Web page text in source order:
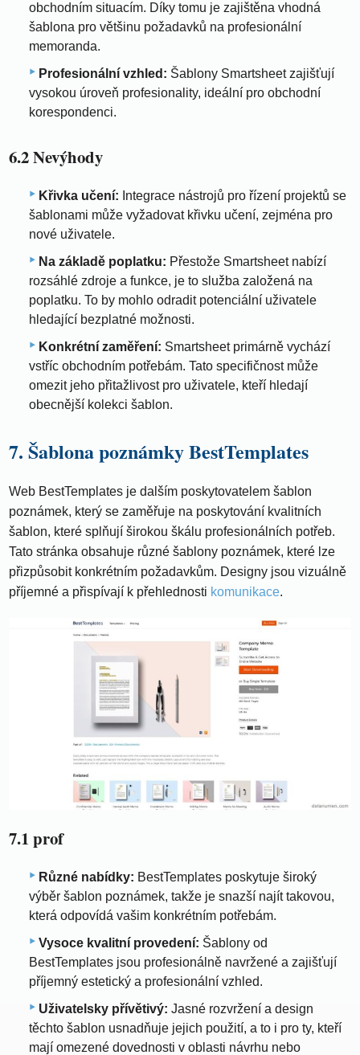
obchodním situacím. Díky tomu je zajištěna vhodná
šablona pro většinu požadavků na profesionální
memoranda.
Profesionální vzhled: Šablony Smartsheet zajišťují
vysokou úroveň profesionality, ideální pro obchodní
korespondenci.
6.2 Nevýhody
Křivka učení: Integrace nástrojů pro řízení projektů se
šablonami může vyžadovat křivku učení, zejména pro
nové uživatele.
Na základě poplatku: Přestože Smartsheet nabízí
rozsáhlé zdroje a funkce, je to služba založená na
poplatku. To by mohlo odradit potenciální uživatele
hledající bezplatné možnosti.
Konkrétní zaměření: Smartsheet primárně vychází
vstříc obchodním potřebám. Tato specifičnost může
omezit jeho přitažlivost pro uživatele, kteří hledají
obecnější kolekci šablon.
7. Šablona poznámky BestTemplates
Web BestTemplates je dalším poskytovatelem šablon
poznámek, který se zaměřuje na poskytování kvalitních
šablon, které splňují širokou škálu profesionálních potřeb.
Tato stránka obsahuje různé šablony poznámek, které lze
přizpůsobit konkrétním požadavkům. Designy jsou vizuálně
příjemné a přispívají k přehlednosti komunikace.
7.1 prof
Různé nabídky: BestTemplates poskytuje široký
výběr šablon poznámek, takže je snazší najít takovou,
která odpovídá vašim konkrétním potřebám.
Vysoce kvalitní provedení: Šablony od
BestTemplates jsou profesionálně navržené a zajišťují
příjemný estetický a profesionální vzhled.
Uživatelsky přívětivý: Jasné rozvržení a design
těchto šablon usnadňuje jejich použití, a to i pro ty, kteří
mají omezené dovednosti v oblasti návrhu nebo